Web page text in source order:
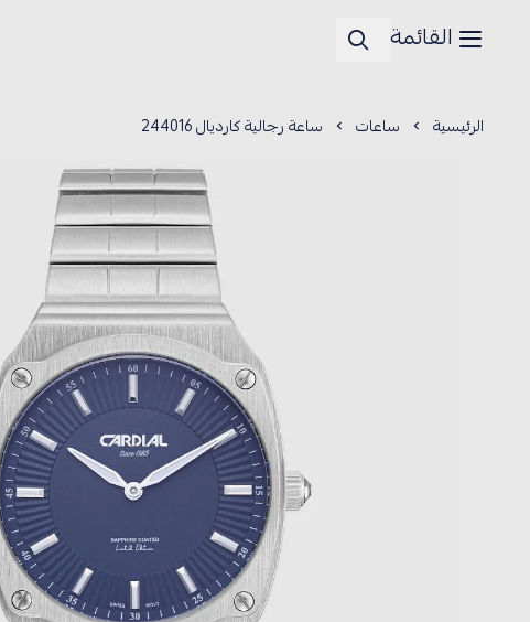
القائمة
الرئيسية ساعات ساعة رجالية كارديال 244016